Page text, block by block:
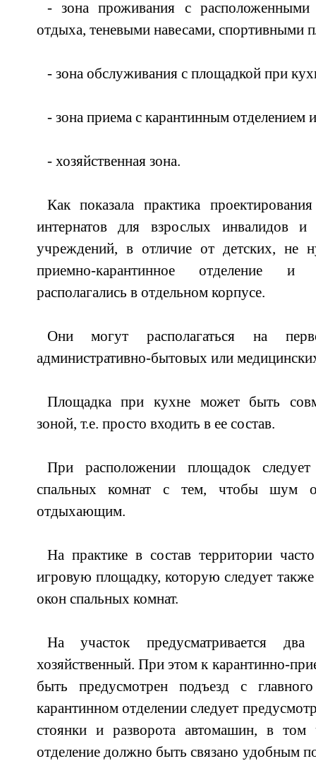
- зона проживания с
отдыха, теневыми навесами, спортивными
- зона обслуживания с площадкой при
- зона приема с карантинным отделением
- хозяйственная зона.
Как показала практика
интернатов для взрослых инвалидов
учреждений, в отличие от детских, не
приемно-карантинное отделение и
располагались в отдельном корпусе.
Они могут располагаться на
административно-бытовых или
Площадка при кухне может быть
зоной, т.е. просто входить в ее состав.
При расположении площадок
спальных комнат с тем, чтобы шум
отдыхающим.
На практике в состав территории
игровую площадку, которую следует также
окон спальных комнат.
На участок предусматривается
хозяйственный. При этом к карантинно-
быть предусмотрен подъезд с
карантинном отделении следует
стоянки и разворота автомашин, в том
отделение должно быть связано удобным